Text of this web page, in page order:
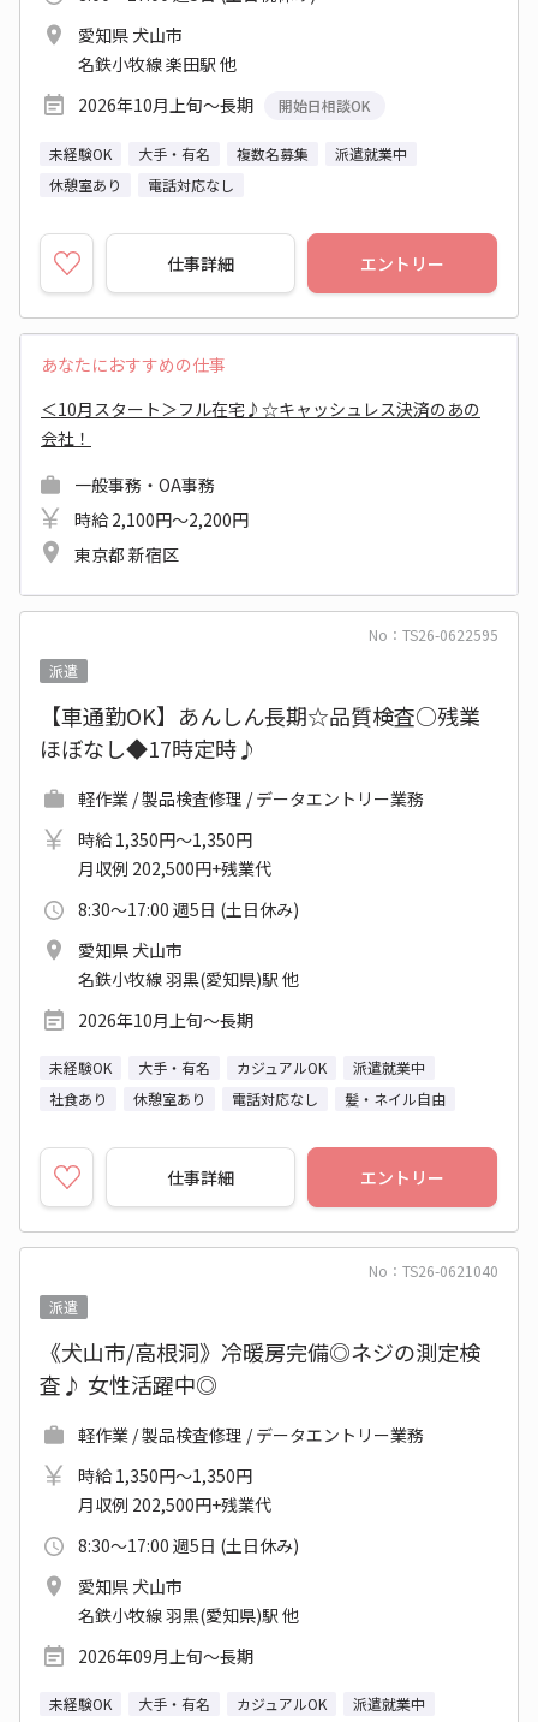
愛知県 犬山市
名鉄小牧線 楽田駅 他
2026年10月上旬～長期
開始日相談OK
未経験OK 大手・有名 複数名募集
派遣就業中
休憩室あり
電話対応なし
仕事詳細 エントリー
あなたにおすすめの仕事
＜10月スタート＞フル在宅♪☆キャッシュレス決済のあの
会社！
一般事務・OA事務
時給 2,100円～2,200円
東京都 新宿区
No：TS26-0622595
派遣
【車通勤OK】あんしん長期☆品質検査○残業
ほぼなし◆17時定時♪
軽作業 / 製品検査修理 / データエントリー業務
時給 1,350円～1,350円
月収例 202,500円+残業代
8:30～17:00 週5日 (土日休み)
愛知県 犬山市
名鉄小牧線 羽黒(愛知県)駅 他
2026年10月上旬～長期
未経験OK 大手・有名 カジュアルOK
派遣就業中
社食あり
休憩室あり 電話対応なし 髪・ネイル自由
仕事詳細 エントリー
No：TS26-0621040
派遣
《犬山市/高根洞》冷暖房完備◎ネジの測定検
査♪ 女性活躍中◎
軽作業 / 製品検査修理 / データエントリー業務
時給 1,350円～1,350円
月収例 202,500円+残業代
8:30～17:00 週5日 (土日休み)
愛知県 犬山市
名鉄小牧線 羽黒(愛知県)駅 他
2026年09月上旬～長期
未経験OK 大手・有名 カジュアルOK
派遣就業中